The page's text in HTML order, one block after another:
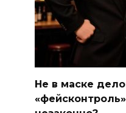
Не в маске